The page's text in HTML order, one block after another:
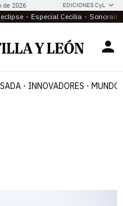
de 2026 EDICIONES CyL
Especial Cecilia
INNOVADORES MUNDO